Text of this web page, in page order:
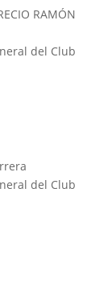
RAMÓN
del Club
del Club